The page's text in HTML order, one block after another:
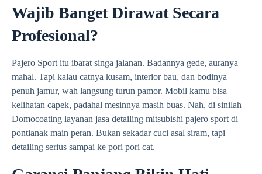
Wajib Banget Dirawat Secara
Profesional?
Pajero Sport itu ibarat singa jalanan. Badannya gede, auranya
mahal. Tapi kalau catnya kusam, interior bau, dan bodinya
penuh jamur, wah langsung turun pamor. Mobil kamu bisa
kelihatan capek, padahal mesinnya masih buas. Nah, di sinilah
Domocoating layanan jasa detailing mitsubishi pajero sport di
pontianak main peran. Bukan sekadar cuci asal siram, tapi
detailing serius sampai ke pori pori cat.